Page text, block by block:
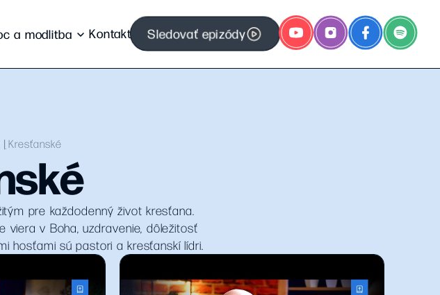
a modlitba Kontakt Sledovať epizódy
Kresťanské
pre každodenný život kresťana.
viera v Boha, uzdravenie, dôležitosť
hosťami sú pastori a kresťanskí lídri.